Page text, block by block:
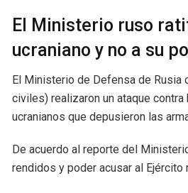
El Ministerio ruso
ucraniano y no a su
El Ministerio de Defensa de Rusia
civiles) realizaron un ataque
ucranianos que depusieron las
De acuerdo al reporte del
rendidos y poder acusar al